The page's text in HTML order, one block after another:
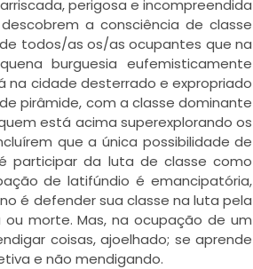
perigosa e incompreendida
a consciência de classe
todos/as os/as ocupantes que na
burguesia eufemisticamente
na cidade desterrado e expropriado
pirâmide, com a classe dominante
está acima superexplorando os
que a única possibilidade de
participar da luta de classe como
de latifúndio é emancipatória,
é defender sua classe na luta pela
morte. Mas, na ocupação de um
coisas, ajoelhado; se aprende
e não mendigando.